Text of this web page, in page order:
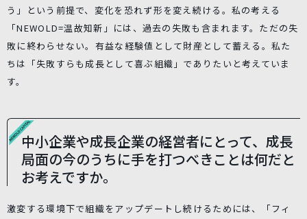
う」という前提で、変化を恐れず形を変え続ける。私の考える
「NEWOLD=温故知新」には、過去の失敗も含まれます。ただの失
敗に終わらせない。有益な経験値として財産として蓄える。私た
ちは「失敗すらも成長として喜ぶ組織」でありたいと考えていま
す。
中⼩企業や成⻑企業の経営者にとって、成⻑
局⾯の今のうちに⼿を打つべきことは何だと
お考えですか。
激変する環境下で組織をアップデートし続けるためには、「フィ